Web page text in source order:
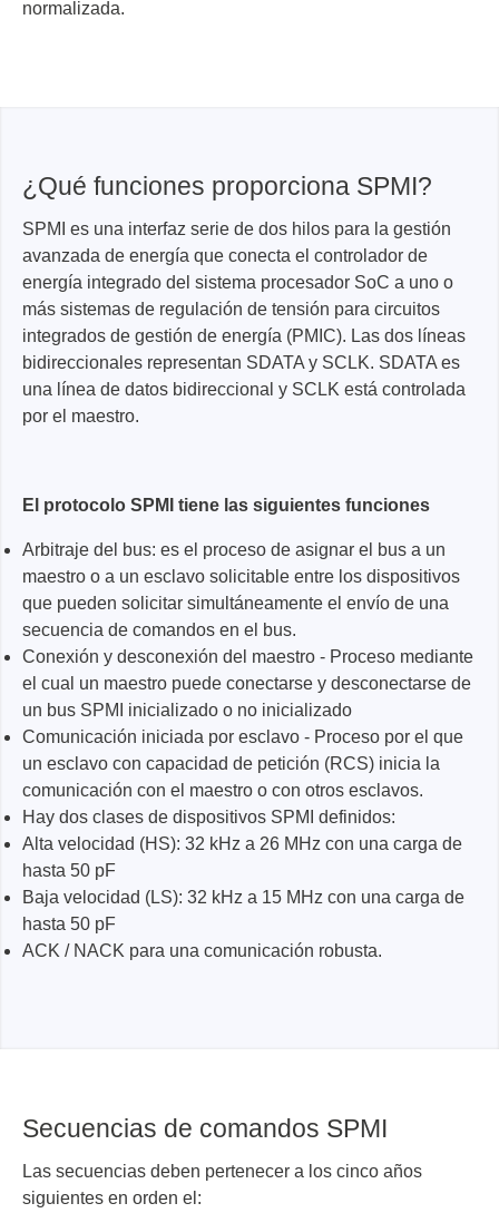
normalizada.
¿Qué funciones proporciona SPMI?
SPMI es una interfaz serie de dos hilos para la gestión
avanzada de energía que conecta el controlador de
energía integrado del sistema procesador SoC a uno o
más sistemas de regulación de tensión para circuitos
integrados de gestión de energía (PMIC). Las dos líneas
bidireccionales representan SDATA y SCLK. SDATA es
una línea de datos bidireccional y SCLK está controlada
por el maestro.
El protocolo SPMI tiene las siguientes funciones
Arbitraje del bus: es el proceso de asignar el bus a un
maestro o a un esclavo solicitable entre los dispositivos
que pueden solicitar simultáneamente el envío de una
secuencia de comandos en el bus.
Conexión y desconexión del maestro - Proceso mediante
el cual un maestro puede conectarse y desconectarse de
un bus SPMI inicializado o no inicializado
Comunicación iniciada por esclavo - Proceso por el que
un esclavo con capacidad de petición (RCS) inicia la
comunicación con el maestro o con otros esclavos.
Hay dos clases de dispositivos SPMI definidos:
Alta velocidad (HS): 32 kHz a 26 MHz con una carga de
hasta 50 pF
Baja velocidad (LS): 32 kHz a 15 MHz con una carga de
hasta 50 pF
ACK / NACK para una comunicación robusta.
Secuencias de comandos SPMI
Las secuencias deben pertenecer a los cinco años
siguientes en orden el: